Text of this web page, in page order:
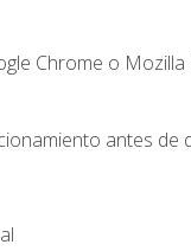
Chrome o
antes de